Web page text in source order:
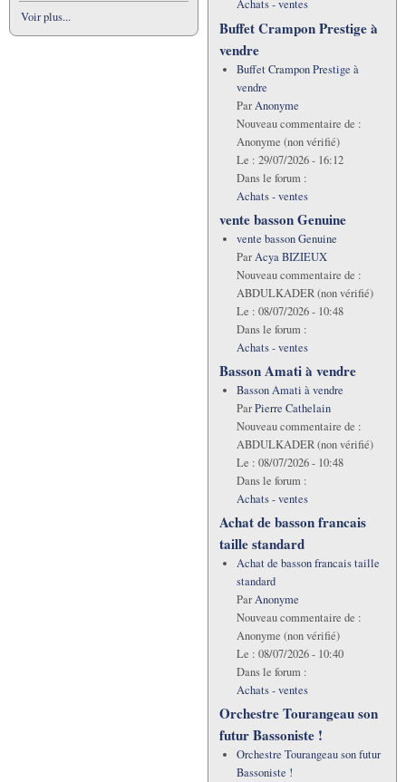
Voir plus...
Achats - ventes
Buffet Crampon Prestige à
vendre
Buffet Crampon Prestige à
vendre
ParAnonyme
Nouveau commentaire de :
Anonyme (non vérifié)
Le : 29/07/2026 - 16:12
Dans le forum :
Achats - ventes
vente basson Genuine
vente basson Genuine
ParAcya BIZIEUX
Nouveau commentaire de :
ABDULKADER (non vérifié)
Le : 08/07/2026 - 10:48
Dans le forum :
Achats - ventes
Basson Amati à vendre
Basson Amati à vendre
ParPierre Cathelain
Nouveau commentaire de :
ABDULKADER (non vérifié)
Le : 08/07/2026 - 10:48
Dans le forum :
Achats - ventes
Achat de basson francais
taille standard
Achat de basson francais taille
standard
ParAnonyme
Nouveau commentaire de :
Anonyme (non vérifié)
Le : 08/07/2026 - 10:40
Dans le forum :
Achats - ventes
Orchestre Tourangeau son
futur Bassoniste !
Orchestre Tourangeau son futur
Bassoniste !